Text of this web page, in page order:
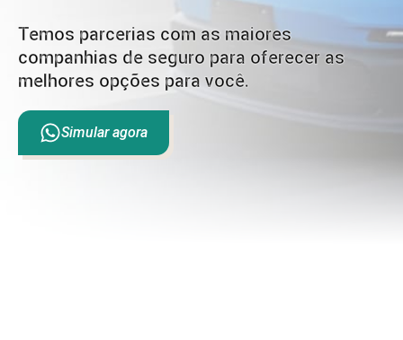
Temos parcerias com as maiores
companhias de seguro para oferecer as
melhores opções para você.
Simular agora